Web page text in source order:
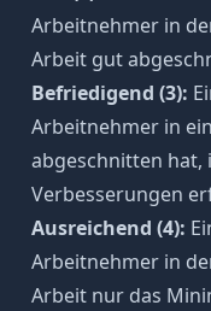
Arbeitnehmer in
Arbeit gut
Befriedigend (3):
Arbeitnehmer in
abgeschnitten hat,
Verbesserungen
Ausreichend (4):
Arbeitnehmer in
Arbeit nur das